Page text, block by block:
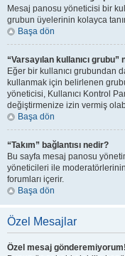
Mesaj panosu yöneticisi bir
grubun üyelerinin kolayca
Başa dön
“Varsayılan kullanıcı grubu”
Eğer bir kullanıcı grubundan
kullanmak için belirlenen
yöneticisi, Kullanıcı Kontrol
değiştirmenize izin vermiş
Başa dön
“Takım” bağlantısı nedir?
Bu sayfa mesaj panosu
yöneticileri ile
forumları içerir.
Başa dön
Özel Mesajlar
Özel mesaj gönderemiyorum!